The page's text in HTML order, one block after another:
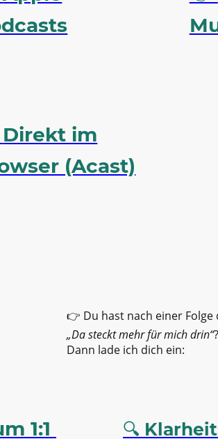
Direkt im
(Acast)
👉 Du hast nach einer Folge
„Da steckt mehr für mich drin“?
Dann lade ich dich ein:
1:1
🔍